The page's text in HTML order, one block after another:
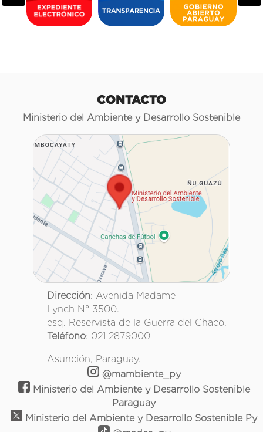
CONTACTO
Ministerio del Ambiente y Desarrollo Sostenible
Dirección: Avenida Madame
Lynch N° 3500.
esq. Reservista de la Guerra del Chaco.
Teléfono: 021 2879000
Asunción, Paraguay.
@mambiente_py
Ministerio del Ambiente y Desarrollo Sostenible
Paraguay
Ministerio del Ambiente y Desarrollo Sostenible Py